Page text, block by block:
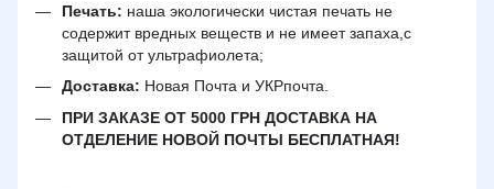
Печать: наша экологически чистая печать не
содержит вредных веществ и не имеет запаха,с
защитой от ультрафиолета;
Доставка: Новая Почта и УКРпочта.
ПРИ ЗАКАЗЕ ОТ 5000 ГРН ДОСТАВКА НА
ОТДЕЛЕНИЕ НОВОЙ ПОЧТЫ БЕСПЛАТНАЯ!